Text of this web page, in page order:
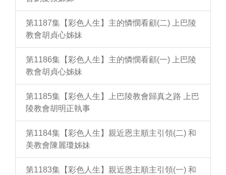
第1187集【彩色人生】主的憐憫看顧(二) 上巴陵
教會胡貞心姊妹
第1186集【彩色人生】主的憐憫看顧(一) 上巴陵
教會胡貞心姊妹
第1185集【彩色人生】上巴陵教會歸真之路 上巴
陵教會胡明正執事
第1184集【彩色人生】親近恩主順主引領(二) 和
美教會陳麗瓊姊妹
第1183集【彩色人生】親近恩主順主引領(一) 和